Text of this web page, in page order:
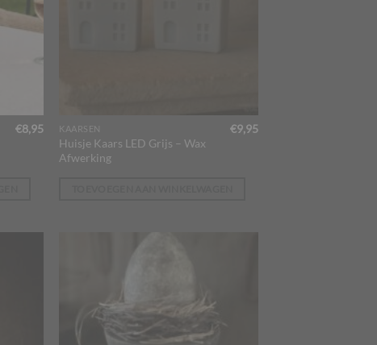
€8,95 KAARSEN
Huisje Kaars LED Grijs – Wax
Afwerking
€9,95